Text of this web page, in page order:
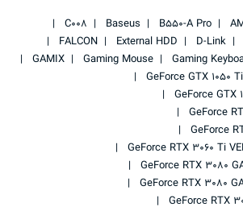
B550-A Pro
Baseus
C008
D-Link
External HDD
FALCON
Gaming
Gaming Mouse
GAMIX
GeForce GTX 1050
GeForce GTX
GeForce
GeForce
GeForce RTX 3060 Ti
GeForce RTX 3080
GeForce RTX 3080
GeForce RTX